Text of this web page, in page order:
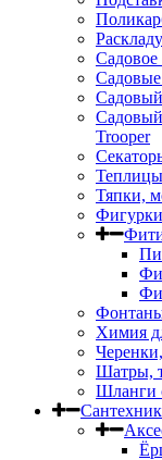
Садовое
Trooper
Теплицы
Тяпки,
Химия
Шатры,
Шланги